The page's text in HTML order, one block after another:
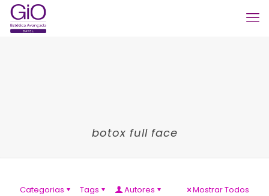
botox full face
Categorias Tags Autores Mostrar Todos